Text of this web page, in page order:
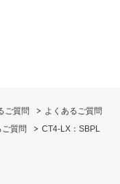
ご質問
よくあるご質問
質問
CT4-LX：SBPL